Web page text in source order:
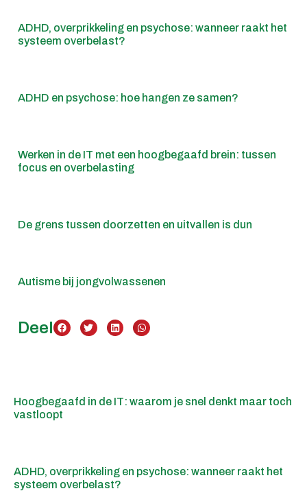
ADHD, overprikkeling en psychose: wanneer raakt het
systeem overbelast?
ADHD en psychose: hoe hangen ze samen?
Werken in de IT met een hoogbegaafd brein: tussen
focus en overbelasting
De grens tussen doorzetten en uitvallen is dun
Autisme bij jongvolwassenen
Deel
Hoogbegaafd in de IT: waarom je snel denkt maar toch
vastloopt
ADHD, overprikkeling en psychose: wanneer raakt het
systeem overbelast?